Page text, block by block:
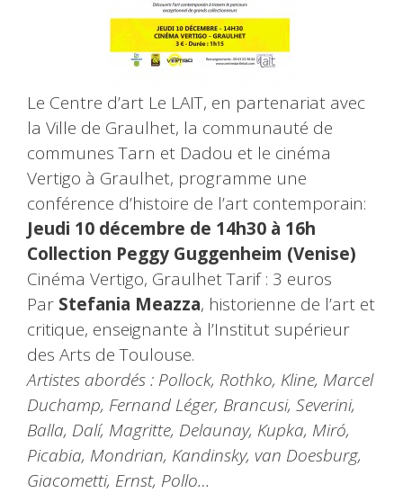
Le Centre d’art Le LAIT, en partenariat avec
la Ville de Graulhet, la communauté de
communes Tarn et Dadou et le cinéma
Vertigo à Graulhet, programme une
conférence d’histoire de l’art contemporain:
Jeudi 10 décembre de 14h30 à 16h
Collection Peggy Guggenheim (Venise)
Cinéma Vertigo, Graulhet Tarif : 3 euros
Par Stefania Meazza, historienne de l’art et
critique, enseignante à l’Institut supérieur
des Arts de Toulouse.
Artistes abordés : Pollock, Rothko, Kline, Marcel
Duchamp, Fernand Léger, Brancusi, Severini,
Balla, Dalí, Magritte, Delaunay, Kupka, Miró,
Picabia, Mondrian, Kandinsky, van Doesburg,
Giacometti, Ernst, Pollo…